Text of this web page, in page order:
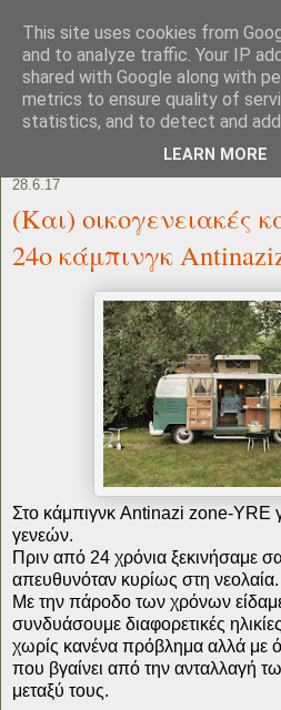
28.6.17
(Και) οικογενειακές
24ο κάμπινγκ
Στο κάμπιγνκ Antinazi zone-
γενεών.
Πριν από 24 χρόνια ξεκινήσαμε
απευθυνόταν κυρίως στη νεολαία.
Με την πάροδο των χρόνων
συνδυάσουμε διαφορετικές
χωρίς κανένα πρόβλημα αλλά με
που βγαίνει από την ανταλλαγή
μεταξύ τους.
This site uses cookies from
and to analyze traffic. Your IP
shared with Google along with
metrics to ensure quality of
statistics, and to detect and
LEARN MORE